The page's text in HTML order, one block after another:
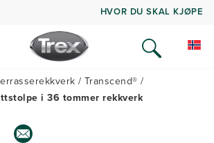
HVOR DU SKAL KJØPE
Transcend®
i 36 tommer rekkverk